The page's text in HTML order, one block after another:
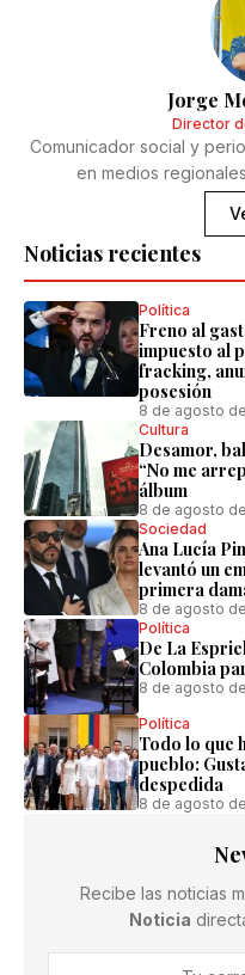
Noticias recientes
Política
Freno al
impuesto al
fracking,
posesión
8 de agosto
Cultura
Desamor,
“No me
álbum
8 de agosto
Sociedad
Ana Lucía
levantó un
primera
8 de agosto
Política
De La
Colombia
8 de agosto
Política
Todo lo que
pueblo:
despedida
8 de agosto
Jorge
Director
Comunicador social y
en medios
Recibe las noticias
Noticia